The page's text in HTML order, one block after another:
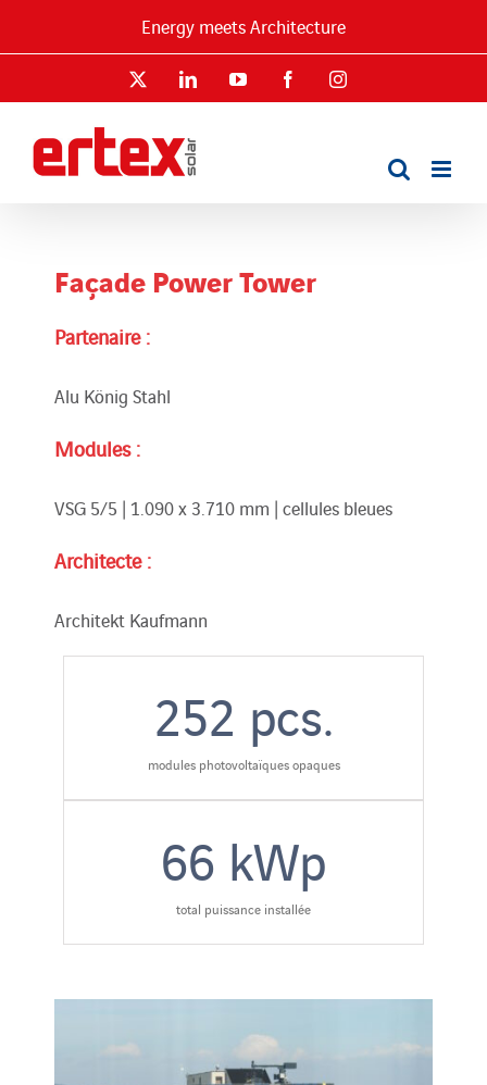
Energy meets Architecture
LinkedInYouTube FacebookInstagram
Façade Power Tower
Partenaire :
Alu König Stahl
Modules :
VSG 5/5 | 1.090 x 3.710 mm | cellules bleues
Architecte :
Architekt Kaufmann
252 pcs.
modules photovoltaïques opaques
66 kWp
total puissance installée